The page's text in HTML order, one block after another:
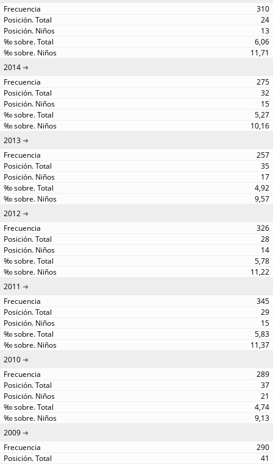
310
24
13
6,06
11,71
2014
275
32
15
5,27
10,16
2013
257
35
17
4,92
9,57
2012
326
28
14
5,78
11,22
2011
345
29
15
5,83
11,37
2010
289
37
21
4,74
9,13
2009
290
41